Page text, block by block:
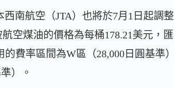
西南航空（JTA）也將於7月1日起調
空煤油的價格為每桶178.21美元，
的費率區間為W區（28,000日圓基準
）。